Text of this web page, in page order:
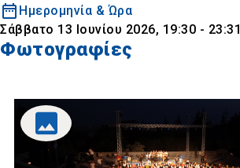
Ημερομηνία & Ώρα
Σάββατο 13 Ιουνίου 2026, 19:30 - 23:31
Φωτογραφίες